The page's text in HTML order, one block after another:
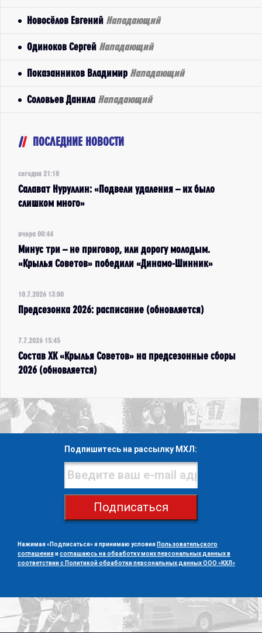
Новосёлов Евгений Нападающий
Одиноков Сергей Нападающий
Показанников Владимир Нападающий
Соловьев Данила Нападающий
ПОСЛЕДНИЕ НОВОСТИ
сегодня 21:18
Салават Нуруллин: «Подвели удаления – их было
слишком много»
вчера 00:44
Минус три – не приговор, или дорогу молодым.
«Крылья Советов» победили «Динамо-Шинник»
10.7.2026 13:00
Предсезонка 2026: расписание (обновляется)
7.7.2026 15:45
Состав ХК «Крылья Советов» на предсезонные сборы
2026 (обновляется)
Подпишитесь на рассылку МХЛ:
Подписаться
Нажимая «Подписаться» я принимаю условия Пользовательского
соглашенияисоглашаюсь на обработку моих персональных данных в
соответствии с Политикой обработки персональных данных ООО «КХЛ»